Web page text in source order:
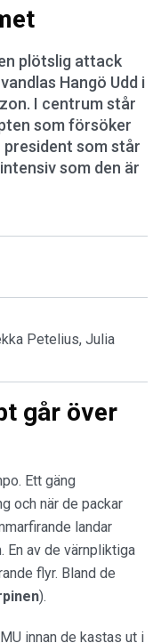
plötslig attack
Hangö Udd i
I centrum står
som försöker
som står
som den är
Petelius, Julia
går över
Ett gäng
och när de packar
landar
En av de värnpliktiga
flyr. Bland de
).
innan de kastas ut i